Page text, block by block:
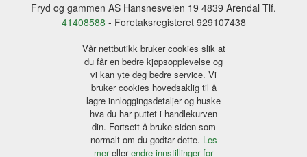
Fryd og gammen AS Hansnesveien 19 4839 Arendal Tlf.
41408588 - Foretaksregisteret 929107438
Vår nettbutikk bruker cookies slik at
du får en bedre kjøpsopplevelse og
vi kan yte deg bedre service. Vi
bruker cookies hovedsaklig til å
lagre innloggingsdetaljer og huske
hva du har puttet i handlekurven
din. Fortsett å bruke siden som
normalt om du godtar dette. Les
merellerendre innstillinger for